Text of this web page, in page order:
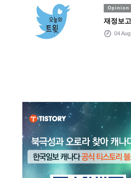
Opinion
재정보
04